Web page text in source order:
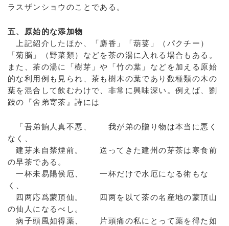
ラスザンショウのことである。
五、原始的な添加物
上記紹介したほか、「麝香」「葫荽」（パクチー）
「菊脳」（野菜類）などを茶の湯に入れる場合もある。
また、茶の湯に「樹芽」や「竹の葉」などを加える原始
的な利用例も見られ、茶も樹木の葉であり数種類の木の
葉を混合して飲むわけで、非常に興味深い。例えば、劉
跂の『舍弟寄茶』詩には
「吾弟餉人真不悪、 我が弟の贈り物は本当に悪く
なく、
建芽来自禁煙前。 送ってきた建州の芽茶は寒食前
の早茶である。
一杯未易陽侯厄、 一杯だけで水厄になる術もな
く、
四两応爲蒙頂仙。 四两を以て茶の名産地の蒙頂山
の仙人になるべし。
病子頭風如得薬、 片頭痛の私にとって薬を得た如